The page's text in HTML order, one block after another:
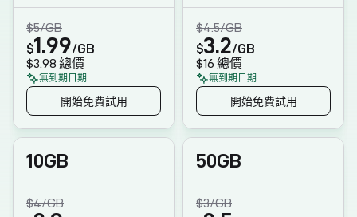
$5/GB
$1.99/GB
$3.98 總價
無到期日期
開始免費試用
$4.5/GB
$3.2/GB
$16 總價
無到期日期
開始免費試用
10GB
$4/GB
50GB
$3/GB